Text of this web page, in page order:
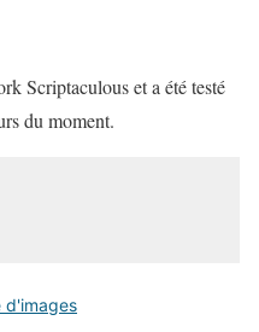
Scriptaculous et a été testé
du moment.
d'images